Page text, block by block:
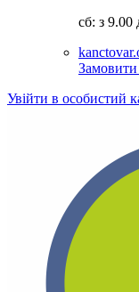
сб: з 9.00
Замовити
Увійти в особистий